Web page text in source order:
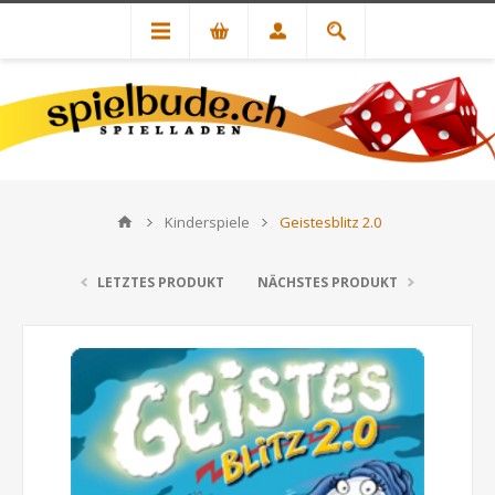
Kinderspiele Geistesblitz 2.0
LETZTES PRODUKT NÄCHSTES PRODUKT